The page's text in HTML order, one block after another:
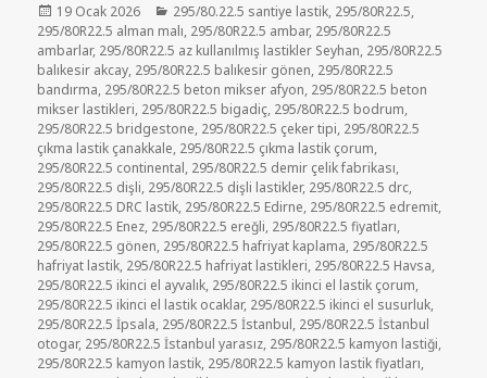
Yayın
tarihi
19 Ocak 2026 Kategoriler
295/80.22.5 santiye lastik, 295/80R22.5,
295/80R22.5 alman malı, 295/80R22.5 ambar, 295/80R22.5
ambarlar, 295/80R22.5 az kullanılmış lastikler Seyhan, 295/80R22.5
balıkesir akcay, 295/80R22.5 balıkesir gönen, 295/80R22.5
bandırma, 295/80R22.5 beton mikser afyon, 295/80R22.5 beton
mikser lastikleri, 295/80R22.5 bigadiç, 295/80R22.5 bodrum,
295/80R22.5 bridgestone, 295/80R22.5 çeker tipi, 295/80R22.5
çıkma lastik çanakkale, 295/80R22.5 çıkma lastik çorum,
295/80R22.5 continental, 295/80R22.5 demir çelik fabrikası,
295/80R22.5 dişli, 295/80R22.5 dişli lastikler, 295/80R22.5 drc,
295/80R22.5 DRC lastik, 295/80R22.5 Edirne, 295/80R22.5 edremit,
295/80R22.5 Enez, 295/80R22.5 ereğli, 295/80R22.5 fiyatları,
295/80R22.5 gönen, 295/80R22.5 hafriyat kaplama, 295/80R22.5
hafriyat lastik, 295/80R22.5 hafriyat lastikleri, 295/80R22.5 Havsa,
295/80R22.5 ikinci el ayvalık, 295/80R22.5 ikinci el lastik çorum,
295/80R22.5 ikinci el lastik ocaklar, 295/80R22.5 ikinci el susurluk,
295/80R22.5 İpsala, 295/80R22.5 İstanbul, 295/80R22.5 İstanbul
otogar, 295/80R22.5 İstanbul yarasız, 295/80R22.5 kamyon lastiği,
295/80R22.5 kamyon lastik, 295/80R22.5 kamyon lastik fiyatları,